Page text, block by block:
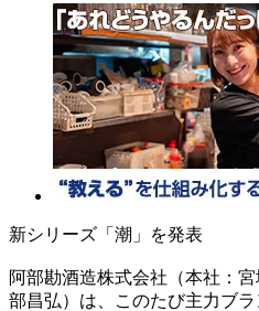
新シリーズ「潮」を発表
阿部勘酒造株式会社（本社：
部昌弘）は、このたび主力ブ